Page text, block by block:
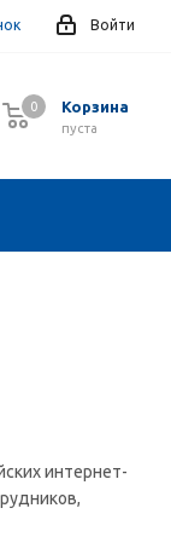
Войти
Корзина
0
пуста
0
интернет-